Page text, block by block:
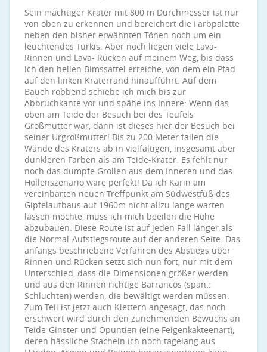
Sein mächtiger Krater mit 800 m Durchmesser ist nur
von oben zu erkennen und bereichert die Farbpalette
neben den bisher erwähnten Tönen noch um ein
leuchtendes Türkis. Aber noch liegen viele Lava-
Rinnen und Lava- Rücken auf meinem Weg, bis dass
ich den hellen Bimssattel erreiche, von dem ein Pfad
auf den linken Kraterrand hinaufführt. Auf dem
Bauch robbend schiebe ich mich bis zur
Abbruchkante vor und spähe ins Innere: Wenn das
oben am Teide der Besuch bei des Teufels
Großmutter war, dann ist dieses hier der Besuch bei
seiner Urgroßmutter! Bis zu 200 Meter fallen die
Wände des Kraters ab in vielfältigen, insgesamt aber
dunkleren Farben als am Teide-Krater. Es fehlt nur
noch das dumpfe Grollen aus dem Inneren und das
Höllenszenario wäre perfekt! Da ich Karin am
vereinbarten neuen Treffpunkt am Südwestfuß des
Gipfelaufbaus auf 1960m nicht allzu lange warten
lassen möchte, muss ich mich beeilen die Höhe
abzubauen. Diese Route ist auf jeden Fall länger als
die Normal-Aufstiegsroute auf der anderen Seite. Das
anfangs beschriebene Verfahren des Abstiegs über
Rinnen und Rücken setzt sich nun fort, nur mit dem
Unterschied, dass die Dimensionen größer werden
und aus den Rinnen richtige Barrancos (span.:
Schluchten) werden, die bewältigt werden müssen.
Zum Teil ist jetzt auch Klettern angesagt, das noch
erschwert wird durch den zunehmenden Bewuchs an
Teide-Ginster und Opuntien (eine Feigenkakteenart),
deren hässliche Stacheln ich noch tagelang aus